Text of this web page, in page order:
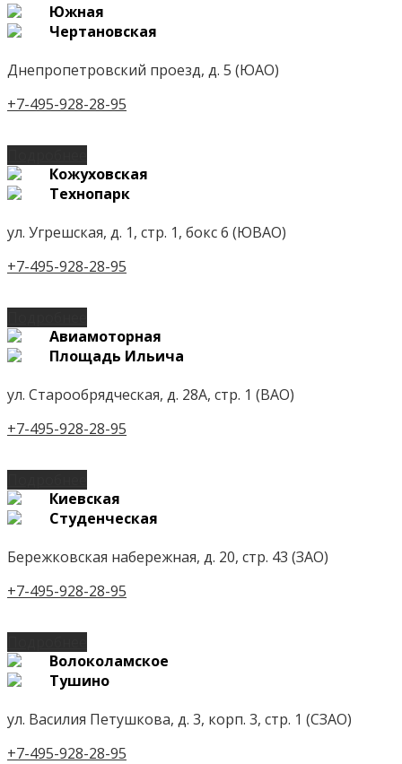
Южная
Чертановская
Днепропетровский проезд, д. 5 (ЮАО)
+7-495-928-28-95
Кожуховская
Технопарк
ул. Угрешская, д. 1, стр. 1, бокс 6 (ЮВАО)
+7-495-928-28-95
Авиамоторная
Площадь Ильича
ул. Старообрядческая, д. 28А, стр. 1 (ВАО)
+7-495-928-28-95
Киевская
Студенческая
Бережковская набережная, д. 20, стр. 43 (ЗАО)
+7-495-928-28-95
Волоколамское
Тушино
ул. Василия Петушкова, д. 3, корп. 3, стр. 1 (СЗАО)
+7-495-928-28-95